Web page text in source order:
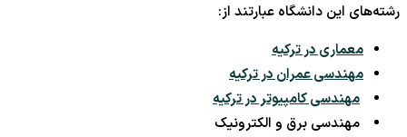
رشته‌های این دانشگاه عبارتند از:
معماری در ترکیه
مهندسی عمران در ترکیه
مهندسی کامپیوتر در ترکیه
مهندسی برق و الکترونیک